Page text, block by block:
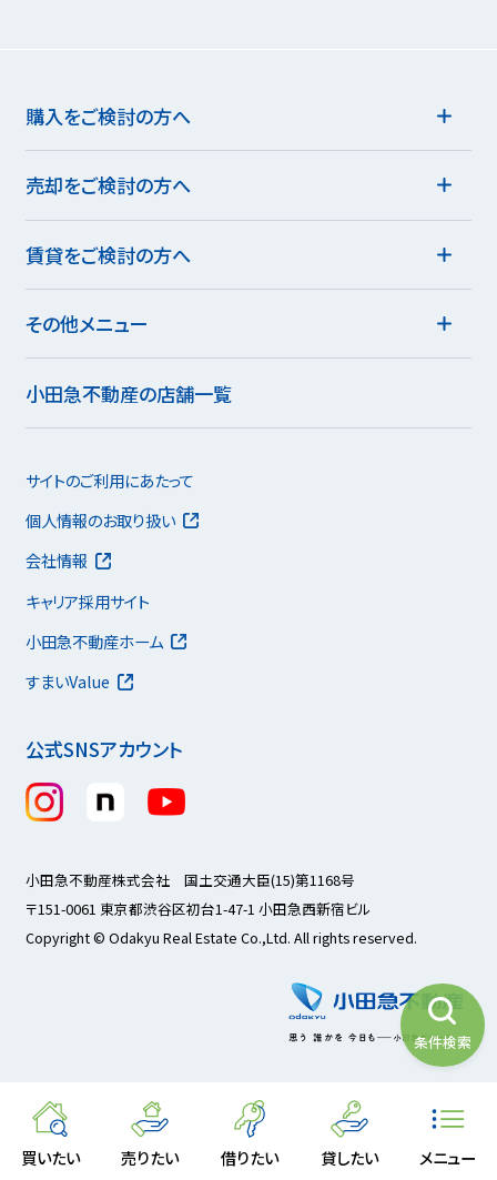
買いたい 売りたい 借りたい 貸したい メニュー
条件検索
購入をご検討の方へ
売却をご検討の方へ
賃貸をご検討の方へ
その他メニュー
小田急不動産の店舗一覧
公式SNSアカウント
サイトのご利用にあたって
個人情報のお取り扱い
会社情報
キャリア採用サイト
小田急不動産ホーム
すまいValue
小田急不動産株式会社 国土交通大臣(15)第1168号
〒151-0061 東京都渋谷区初台1-47-1 小田急西新宿ビル
Copyright © Odakyu Real Estate Co.,Ltd. All rights reserved.